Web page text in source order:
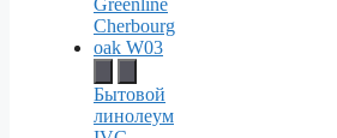
Бытовой
линолеум